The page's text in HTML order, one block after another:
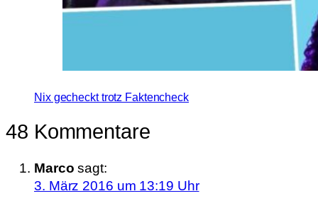
Nix gecheckt trotz Faktencheck
48 Kommentare
Marco sagt:
3. März 2016 um 13:19 Uhr